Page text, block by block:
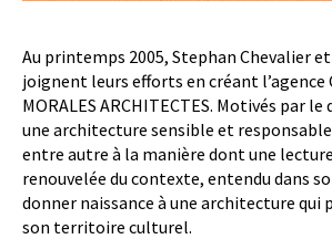
Au printemps 2005, Stephan Chevalier
joignent leurs efforts en créant l’agence
MORALES ARCHITECTES. Motivés par
une architecture sensible et
entre autre à la manière dont une lecture
renouvelée du contexte, entendu dans
donner naissance à une architecture qui
son territoire culturel.